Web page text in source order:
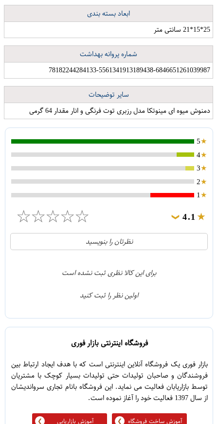
ابعاد بسته بندی
25*15*21 سانتی متر
شماره پروانه بهداشت
78182244284133-5561341913189438-6846651261039987
سایر توضیحات
دمنوش میوه ای مینوتکا مدل رزبری توت فرنگی و انار مقدار 64 گرمی
5
4
3
2
1
4.1
❯
☆
☆
☆
☆
☆
21
1
نظرتان را بنویسید
برای این کالا نظری ثبت نشده است
اولین نظر را ثبت کنید
فروشگاه اینترنتی بازار فوری
بازار فوری یک فروشگاه آنلاین اینترنتی است که با هدف ایجاد ارتباط بین
فروشندگان و صاحبان تولیدات حتی تولیدات بسیار کوچک با مشتریان
توسط بازاریابان فعالیت می نماید. این فروشگاه بانام تجاری سرواندیشان
از سال 1397 فعالیت خود را آغاز نموده است.
آموزش ساخت فروشگاه آموزش بازاریابی